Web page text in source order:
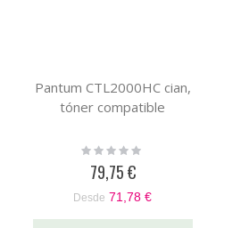
Pantum CTL2000HC cian,
tóner compatible
Rating:
79,75 €
Desde 71,78 €